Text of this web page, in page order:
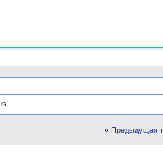
« Предыдущая